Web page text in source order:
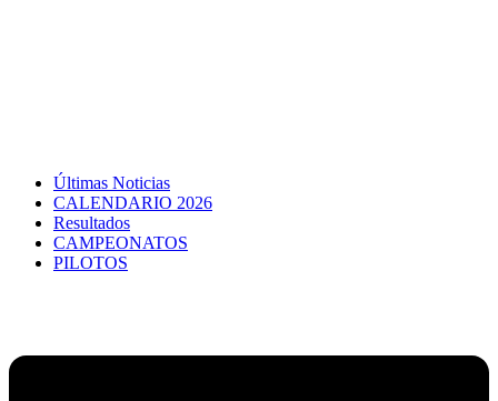
Últimas Noticias
CALENDARIO 2026
Resultados
CAMPEONATOS
PILOTOS